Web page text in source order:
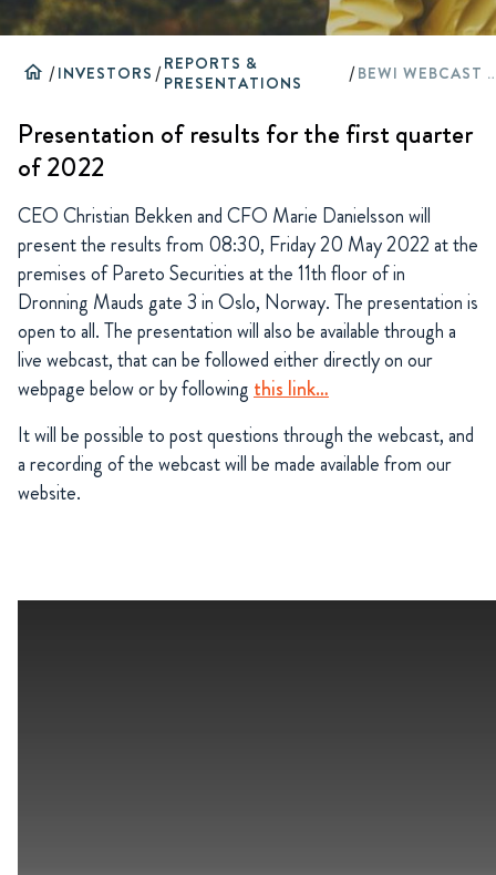
home /INVESTORS /REPORTS &
PRESENTATIONS
/ BEWI
Presentation of results for the first quarter
of 2022
CEO Christian Bekken and CFO Marie Danielsson will
present the results from 08:30, Friday 20 May 2022 at the
premises of Pareto Securities at the 11th floor of in
Dronning Mauds gate 3 in Oslo, Norway. The presentation is
open to all. The presentation will also be available through a
live webcast, that can be followed either directly on our
webpage below or by following this link…
It will be possible to post questions through the webcast, and
a recording of the webcast will be made available from our
website.